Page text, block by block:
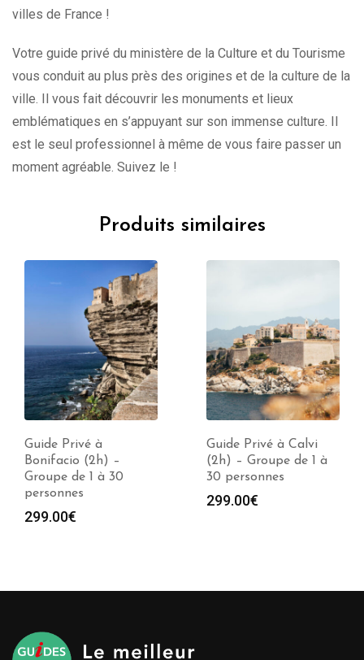
villes de France !
Votre guide privé du ministère de la Culture et du Tourisme
vous conduit au plus près des origines et de la culture de la
ville. Il vous fait découvrir les monuments et lieux
emblématiques en s’appuyant sur son immense culture. Il
est le seul professionnel à même de vous faire passer un
moment agréable. Suivez le !
Produits similaires
Guide Privé à Calvi
(2h) – Groupe de 1 à
30 personnes
299.00€
Guide Privé à Ile
Rousse (2h) – Groupe
de 1 à 30 personnes
299.00€